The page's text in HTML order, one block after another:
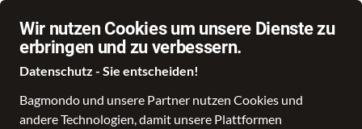
Wir nutzen Cookies um unsere Dienste zu
erbringen und zu verbessern.
Datenschutz - Sie entscheiden!
Bagmondo und unsere Partner nutzen Cookies und
andere Technologien, damit unsere Plattformen
Schule Reise Business Freizeit Fashion & Lifestyle